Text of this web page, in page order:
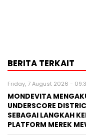
BERITA TERKAIT
Friday, 7 August 2026 -
MONDEVITA
UNDERSCORE
SEBAGAI LANGKAH
PLATFORM MEREK